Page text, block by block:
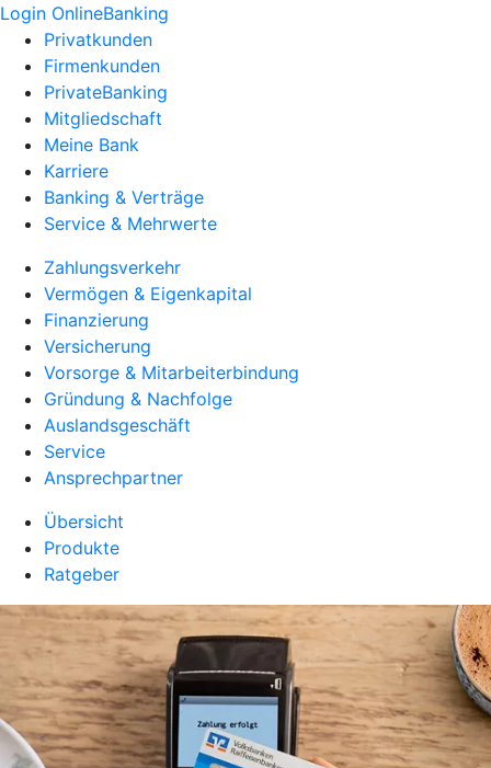
Login OnlineBanking
Privatkunden
Firmenkunden
PrivateBanking
Mitgliedschaft
Meine Bank
Karriere
Banking & Verträge
Service & Mehrwerte
Zahlungsverkehr
Vermögen & Eigenkapital
Finanzierung
Versicherung
Vorsorge & Mitarbeiterbindung
Gründung & Nachfolge
Auslandsgeschäft
Service
Ansprechpartner
Übersicht
Produkte
Ratgeber